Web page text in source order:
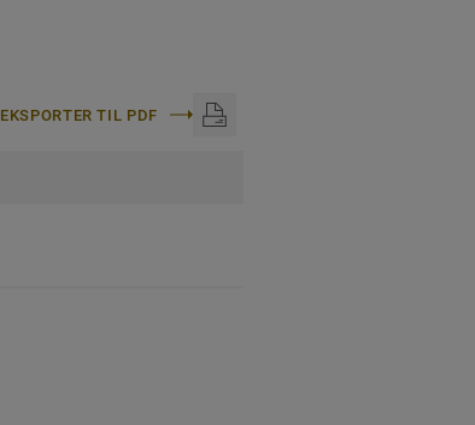
EKSPORTER TIL PDF